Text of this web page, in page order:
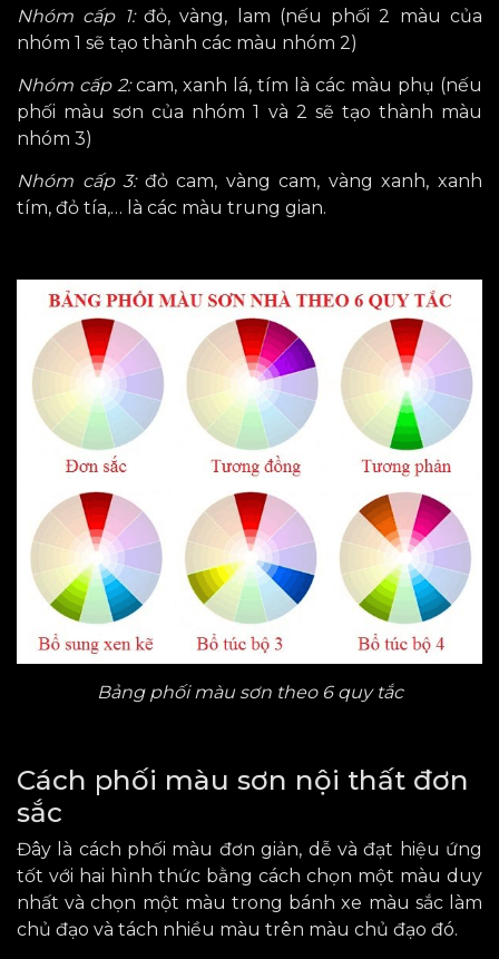
Nhóm cấp 1: đỏ, vàng, lam (nếu phối 2 màu của
nhóm 1 sẽ tạo thành các màu nhóm 2)
Nhóm cấp 2:cam, xanh lá, tím là các màu phụ (nếu
phối màu sơn của nhóm 1 và 2 sẽ tạo thành màu
nhóm 3)
Nhóm cấp 3: đỏ cam, vàng cam, vàng xanh, xanh
tím, đỏ tía,… là các màu trung gian.
Bảng phối màu sơn theo 6 quy tắc
Cách phối màu sơn nội thất đơn
sắc
Đây là cách phối màu đơn giản, dễ và đạt hiệu ứng
tốt với hai hình thức bằng cách chọn một màu duy
nhất và chọn một màu trong bánh xe màu sắc làm
chủ đạo và tách nhiều màu trên màu chủ đạo đó.